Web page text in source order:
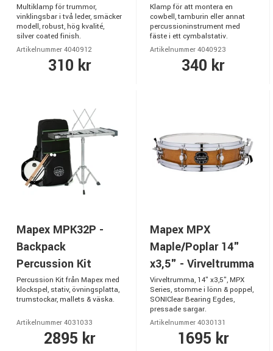
Multiklamp för trummor,
vinklingsbar i två leder, smäcker
modell, robust, hög kvalité,
silver coated finish.
Artikelnummer 4040912
310 kr
Klamp för att montera en
cowbell, tamburin eller annat
percussioninstrument med
fäste i ett cymbalstativ.
Artikelnummer 4040923
340 kr
Mapex MPK32P -
Backpack
Percussion Kit
Percussion Kit från Mapex med
klockspel, stativ, övningsplatta,
trumstockar, mallets & väska.
Artikelnummer 4031033
2895 kr
Mapex MPX
Maple/Poplar 14"
x3,5" - Virveltrumma
Virveltrumma, 14" x3,5", MPX
Series, stomme i lönn & poppel,
SONIClear Bearing Egdes,
pressade sargar.
Artikelnummer 4030131
1695 kr